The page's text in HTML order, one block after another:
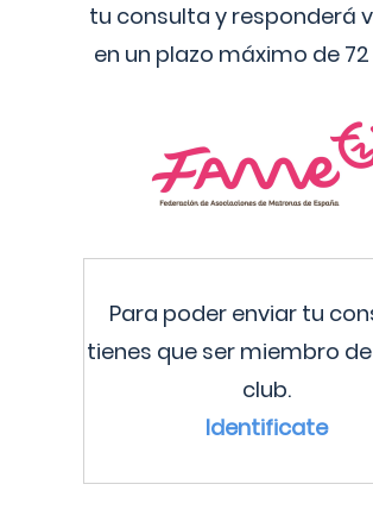
tu consulta y responderá
en un plazo máximo de
Para poder enviar tu
tienes que ser miembro de
club.
Identificate